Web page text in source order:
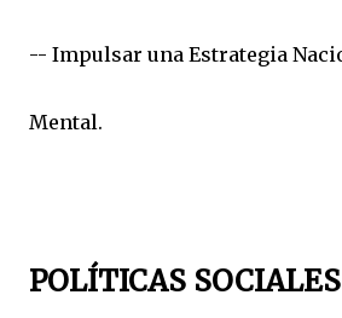
-- Impulsar una Estrategia
Mental.
POLÍTICAS SOCIALES